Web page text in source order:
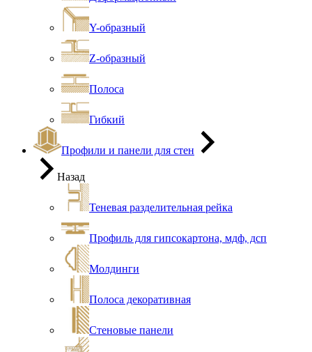
Y-образный
Z-образный
Полоса
Гибкий
Профили и панели для стен
Назад
Теневая разделительная рейка
Профиль для гипсокартона, мдф, дсп
Молдинги
Полоса декоративная
Стеновые панели